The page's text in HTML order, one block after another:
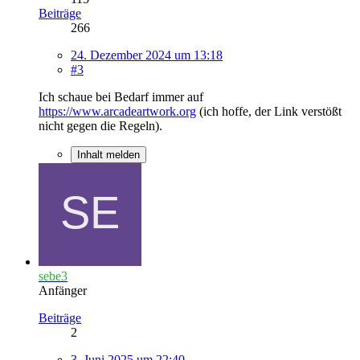
Beiträge
266
24. Dezember 2024 um 13:18
#3
Ich schaue bei Bedarf immer auf
https://www.arcadeartwork.org (ich hoffe, der Link verstößt
nicht gegen die Regeln).
Inhalt melden
sebe3
Anfänger
Beiträge
2